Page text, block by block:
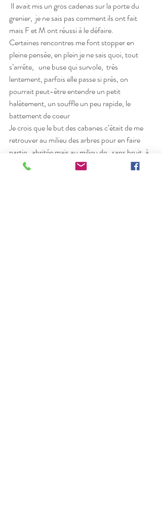
grenier,  je ne sais pas comment ils ont fait
mais F et M ont réussi à le défaire.
Certaines rencontres me font stopper en
pleine pensée, en plein je ne sais quoi, tout
s’arrête,   une buse qui survole,  très
lentement, parfois elle passe si près, on
pourrait peut-être entendre un petit
halètement, un souffle un peu rapide, le
battement de coeur
Je crois que le but des cabanes c’était de me
retrouver au milieu des arbres pour en faire
partie , abritée mais au milieu de , sans bruit, à
l‘affût, je suis bien, à l’affût, je sais ne pas